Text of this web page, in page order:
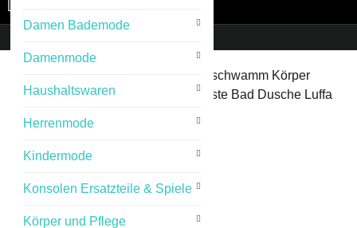
Damen Bademode
Damenmode
Haushaltswaren
Herrenmode
Kindermode
Konsolen Ersatzteile & Spiele
Körper und Pflege
/ Rückenschwamm Körper
Schwamm Rücken Schrubber Bürste Bad Dusche Luffa